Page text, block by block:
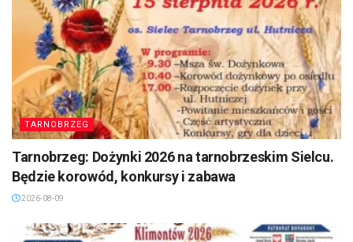
TARNOBRZEG
Tarnobrzeg: Dożynki 2026 na tarnobrzeskim Sielcu.
Będzie korowód, konkursy i zabawa
2026-08-09